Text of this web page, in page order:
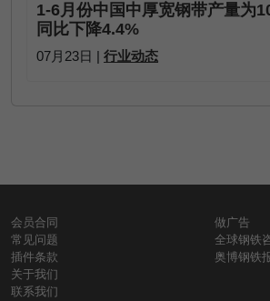
1-6月份中国中厚宽钢带产量为
同比下降4.4%
07月23日 | 行业动态
会员合同
常见问题
插件条款
关于我们
联系我们
做广告
全球钢铁
奥博钢铁